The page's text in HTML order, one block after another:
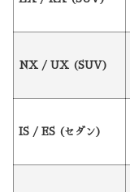
NX / UX (SUV)
IS / ES (セダン)